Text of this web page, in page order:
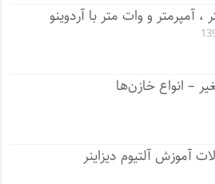
آمپرمتر و وات متر با آردوینو
– انواع خازن‌ها
آموزش آلتیوم دیزاینر